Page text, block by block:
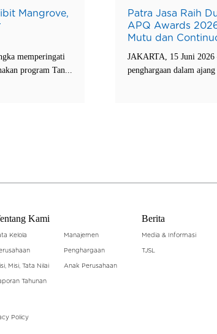
Mangrove,
memperingati
program Tan...
Patra Jasa Raih
APQ Awards
Mutu dan
JAKARTA, 15 Juni 2026
penghargaan dalam
Kami
Kelola
Misi, Tata Nilai
Tahunan
Manajemen
Penghargaan
Anak Perusahaan
Berita
Media & Informasi
TJSL
Policy